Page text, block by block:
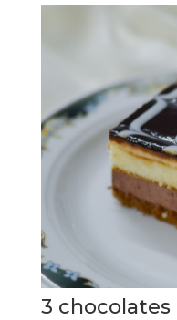
3 chocolates